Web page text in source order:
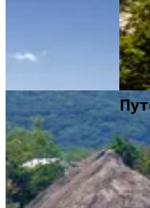
Путеводитель